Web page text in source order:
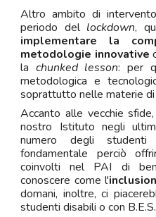
Altro ambito di
periodo del lockdown,
implementare la
metodologie innovative
la chunked lesson: per
metodologica e
soprattutto nelle materie di
Accanto alle vecchie
nostro Istituto negli
numero degli
fondamentale perciò
coinvolti nel PAI di
conoscere come l'
domani, inoltre, ci
studenti disabili o con